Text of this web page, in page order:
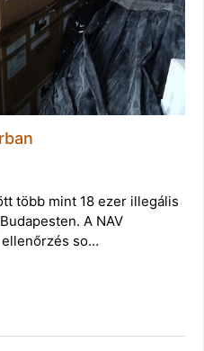
több mint 18 ezer illegális
A NAV
so…